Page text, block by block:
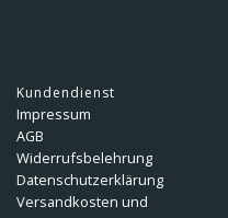
Kundendienst
Impressum
AGB
Widerrufsbelehrung
Datenschutzerklärung
Versandkosten und